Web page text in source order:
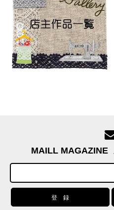
MAILL MAGAZINE